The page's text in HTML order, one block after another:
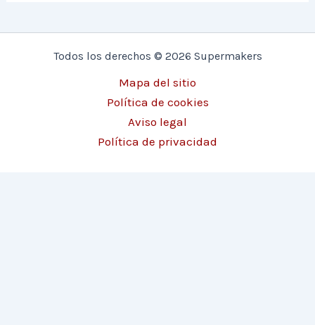
Todos los derechos © 2026 Supermakers
Mapa del sitio
Política de cookies
Aviso legal
Política de privacidad